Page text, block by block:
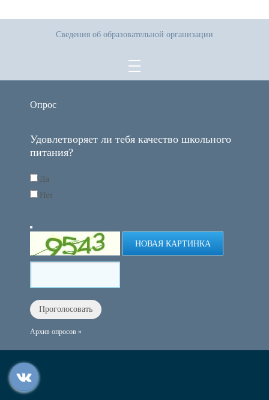
Сведения об образовательной организации
Опрос
Удовлетворяет ли тебя качество школьного
питания?
Да
Нет
НОВАЯ КАРТИНКА
Архив опросов »